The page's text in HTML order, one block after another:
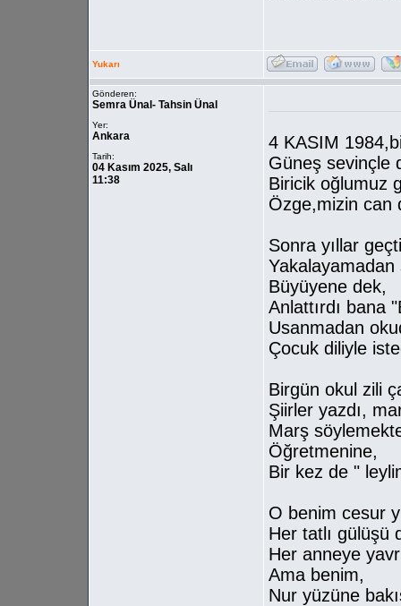
Yukarı
Gönderen:
Semra Ünal- Tahsin Ünal
Yer:
Ankara
Tarih:
04 Kasım 2025, Salı
11:38
4 KASIM
Güneş sevinçle
Biricik oğlumuz
Özge,mizin can
Sonra yıllar
Yakalayamadan
Büyüyene dek,
Anlattırdı bana
Usanmadan
Çocuk diliyle
Birgün okul zili
Şiirler yazdı,
Marş
Öğretmenine,
Bir kez de "
O benim cesur
Her tatlı gülüşü
Her anneye
Ama benim,
Nur yüzüne